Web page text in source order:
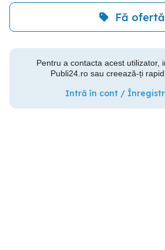
Fă ofertă
Pentru a contacta acest utilizator,
Publi24.ro sau creează-ți
Intră în cont /